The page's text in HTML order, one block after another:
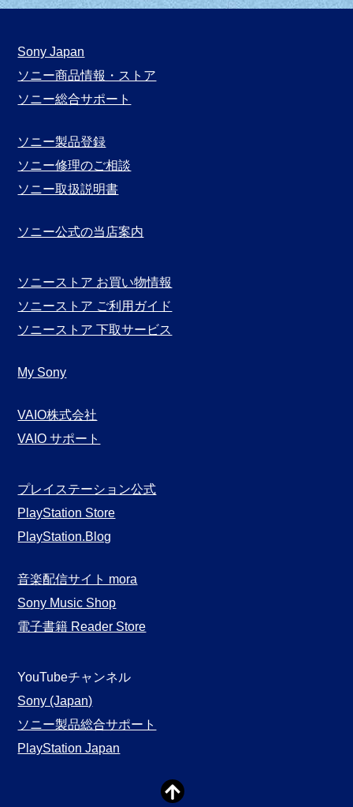
月
別
表
Sony Japan
ソニー商品情報・ストア
ソニー総合サポート
ソニー製品登録
ソニー修理のご相談
ソニー取扱説明書
ソニー公式の当店案内
ソニーストア お買い物情報
ソニーストア ご利用ガイド
ソニーストア 下取サービス
My Sony
VAIO株式会社
VAIO サポート
プレイステーション公式
PlayStation Store
PlayStation.Blog
音楽配信サイト mora
Sony Music Shop
電子書籍 Reader Store
YouTubeチャンネル
Sony (Japan)
ソニー製品総合サポート
PlayStation Japan